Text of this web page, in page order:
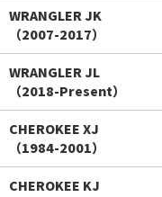
WRANGLER JK
（2007-2017）
WRANGLER JL
（2018-Present）
CHEROKEE XJ
（1984-2001）
CHEROKEE KJ